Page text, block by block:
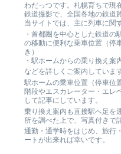
わだっつです。札幌育ちで現
鉄道撮影で、全国各地の鉄道
当サイトでは、主に列車に関
・首都圏を中心とした鉄道
の移動に便利な乗車位置（停
き）
・駅ホームからの乗り換え案
などを詳しくご案内しています
駅ホームの乗車位置（停車位
階段やエスカレーター・エレ
して記事にしています。
乗り換え案内も直接駅へ足を
所を調べた上で、写真付きで
通勤・通学時をはじめ、旅行
ートが出来れば幸いです。